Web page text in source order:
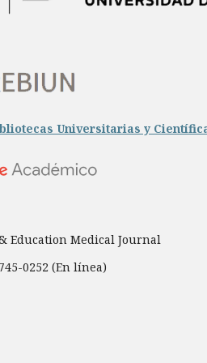
Universitarias y
Education Medical Journal
0252 (En línea)